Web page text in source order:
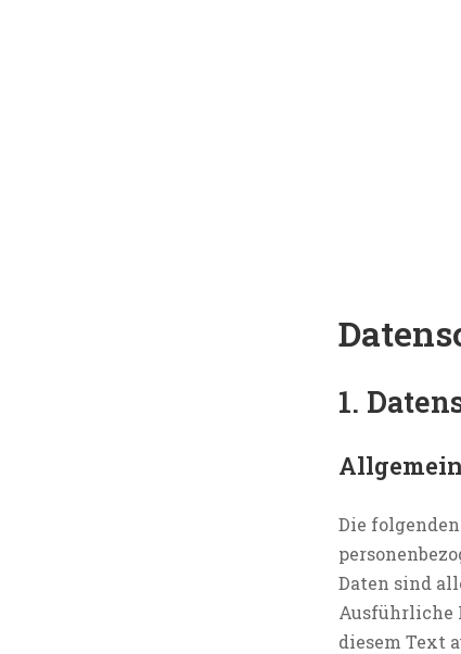
1.
Die
Daten sind
Ausführliche
diesem Text